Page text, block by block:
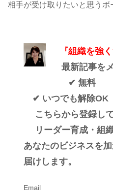
相手が受け取りたいと思うボ
『組織を強
最新記事を
✔ 無料
✔ いつでも解除OK
こちらから登録して
リーダー育成・組織
あなたのビジネスを
届けします。
Email